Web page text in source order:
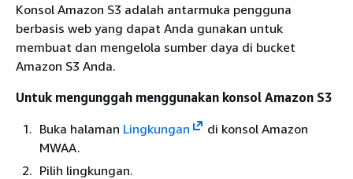
Konsol Amazon S3 adalah antarmuka pengguna
berbasis web yang dapat Anda gunakan untuk
membuat dan mengelola sumber daya di bucket
Amazon S3 Anda.
Untuk mengunggah menggunakan konsol Amazon S3
Buka halaman Lingkungan
di konsol Amazon
MWAA.
Pilih lingkungan.